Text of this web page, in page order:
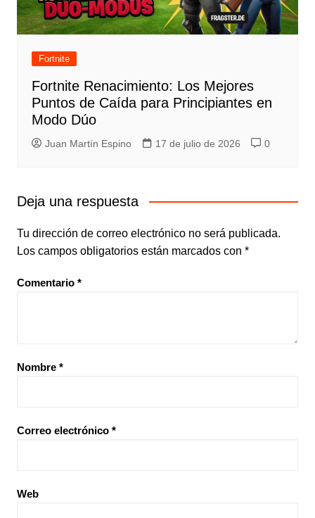
Fortnite
Fortnite Renacimiento: Los Mejores
Puntos de Caída para Principiantes en
Modo Dúo
Juan Martín Espino 17 de julio de 2026 0
Deja una respuesta
Tu dirección de correo electrónico no será publicada.
Los campos obligatorios están marcados con *
Comentario *
Nombre *
Correo electrónico *
Web